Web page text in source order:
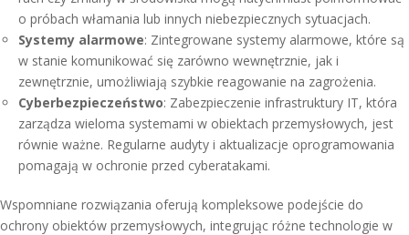
o próbach włamania lub innych niebezpiecznych sytuacjach.
Systemy alarmowe: Zintegrowane systemy alarmowe, które są
w stanie komunikować się zarówno wewnętrznie, jak i
zewnętrznie, umożliwiają szybkie reagowanie na zagrożenia.
Cyberbezpieczeństwo: Zabezpieczenie infrastruktury IT, która
zarządza wieloma systemami w obiektach przemysłowych, jest
równie ważne. Regularne audyty i aktualizacje oprogramowania
pomagają w ochronie przed cyberatakami.
Wspomniane rozwiązania oferują kompleksowe podejście do
ochrony obiektów przemysłowych, integrując różne technologie w